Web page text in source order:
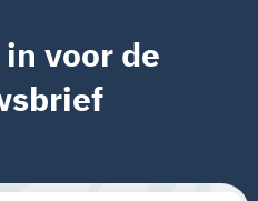
voor de